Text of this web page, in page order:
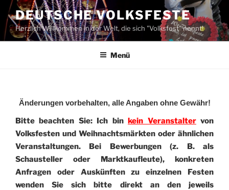
Zum
Inhalt
springen
DEUTSCHE VOLKSFESTE
Herzlich Willkommen in der Welt, die sich "Volksfest" nennt!
Menü
Änderungen vorbehalten, alle Angaben ohne Gewähr!
Bitte beachten Sie: Ich binkein Veranstaltervon
Volksfesten und Weihnachtsmärkten oder ähnlichen
Veranstaltungen. Bei Bewerbungen (z. B. als
Schausteller oder Marktkaufleute), konkreten
Anfragen oder Auskünften zu einzelnen Festen
wenden Sie sich bitte direkt an den jeweils